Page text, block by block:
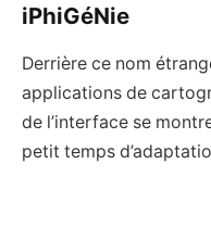
iPhiGéNie
Derrière ce nom
applications de
de l’interface se
petit temps